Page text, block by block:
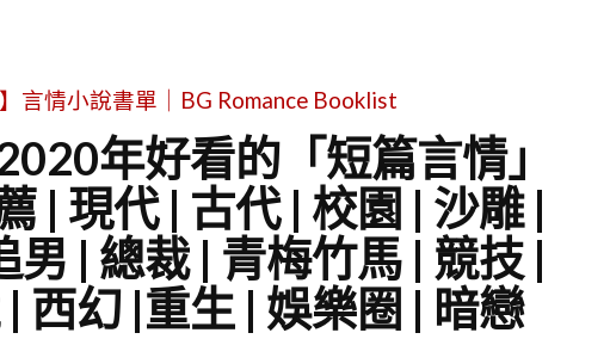
言情小說書單｜BG Romance Booklist
年好看的「短篇言情」
| 現代 | 古代 | 校園 | 沙雕 |
男 | 總裁 | 青梅竹馬 | 競技 |
西幻 |重生 | 娛樂圈 | 暗戀